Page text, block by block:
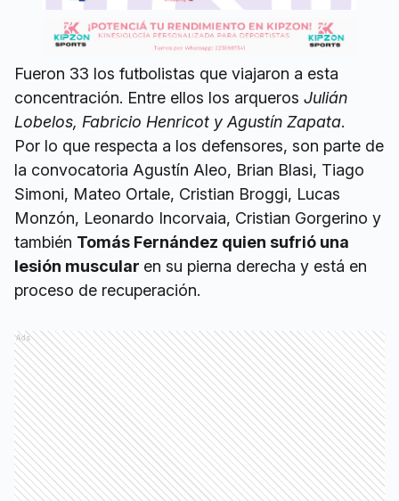
Fueron 33 los futbolistas que viajaron a esta
concentración. Entre ellos los arqueros Julián
Lobelos, Fabricio Henricot y Agustín Zapata.
Por lo que respecta a los defensores, son parte de
la convocatoria Agustín Aleo, Brian Blasi, Tiago
Simoni, Mateo Ortale, Cristian Broggi, Lucas
Monzón, Leonardo Incorvaia, Cristian Gorgerino y
también Tomás Fernández quien sufrió una
lesión muscular en su pierna derecha y está en
proceso de recuperación.
Ads